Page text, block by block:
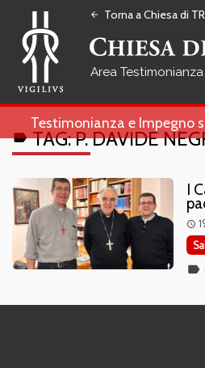
arrow_back Torna a Chiesa di
Testimonianza e Impegno
labelTAG:P. DAVIDE
I
access_time
label